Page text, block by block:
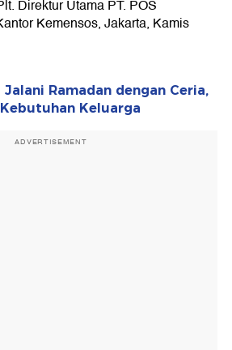
Direktur Utama PT. POS
Kemensos, Jakarta, Kamis
Jalani Ramadan dengan Ceria,
Keluarga
ADVERTISEMENT